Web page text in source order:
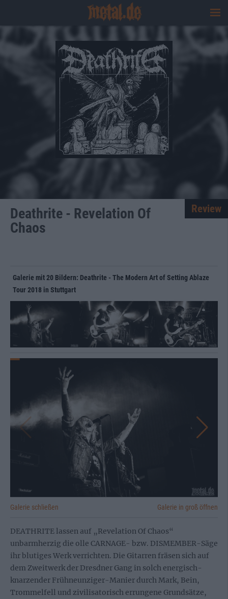
Deathrite - Revelation Of
Chaos
Review
Galerie mit 20 Bildern: Deathrite - The Modern Art of Setting Ablaze
Tour 2018 in Stuttgart
Galerie schließen Galerie in groß öffnen
DEATHRITE lassen auf „Revelation Of Chaos“
unbarmherzig die olle CARNAGE- bzw. DISMEMBER-Säge
ihr blutiges Werk verrichten. Die Gitarren fräsen sich auf
dem Zweitwerk der Dresdner Gang in solch energisch-
knarzender Frühneunziger-Manier durch Mark, Bein,
Trommelfell und zivilisatorisch errungene Grundsätze,